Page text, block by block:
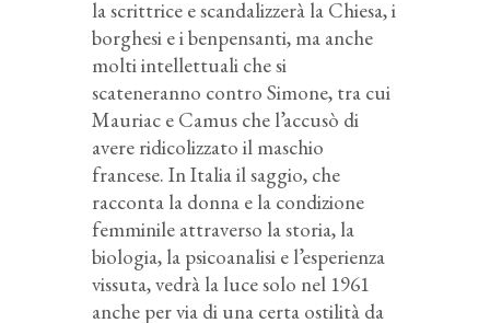
la scrittrice e scandalizzerà la Chiesa, i
borghesi e i benpensanti, ma anche
molti intellettuali che si
scateneranno contro Simone, tra cui
Mauriac e Camus che l’accusò di
avere ridicolizzato il maschio
francese. In Italia il saggio, che
racconta la donna e la condizione
femminile attraverso la storia, la
biologia, la psicoanalisi e l’esperienza
vissuta, vedrà la luce solo nel 1961
anche per via di una certa ostilità da